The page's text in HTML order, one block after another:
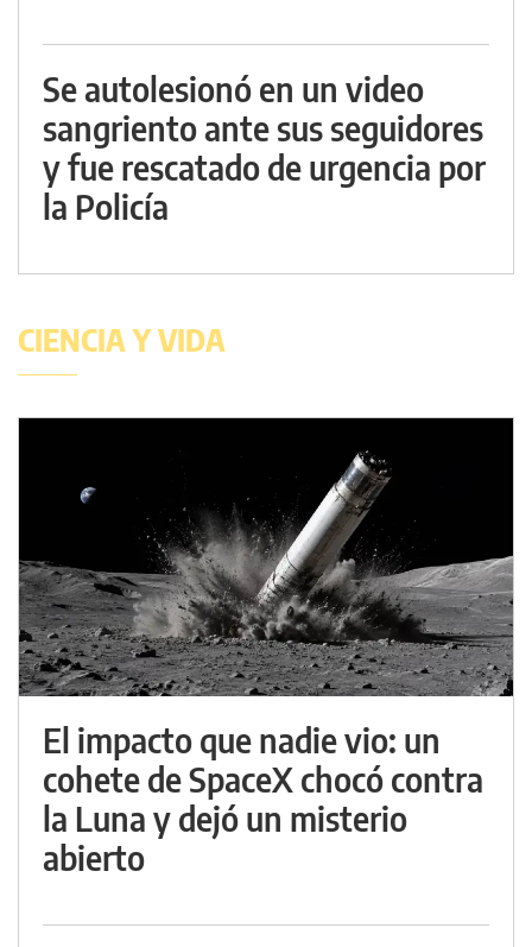
Se autolesionó en un video
sangriento ante sus seguidores
y fue rescatado de urgencia por
la Policía
CIENCIA Y VIDA
El impacto que nadie vio: un
cohete de SpaceX chocó contra
la Luna y dejó un misterio
abierto